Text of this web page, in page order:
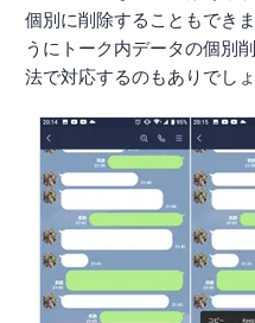
個別に削除することもでき
うにトーク内データの個別
法で対応するのもありでしょ